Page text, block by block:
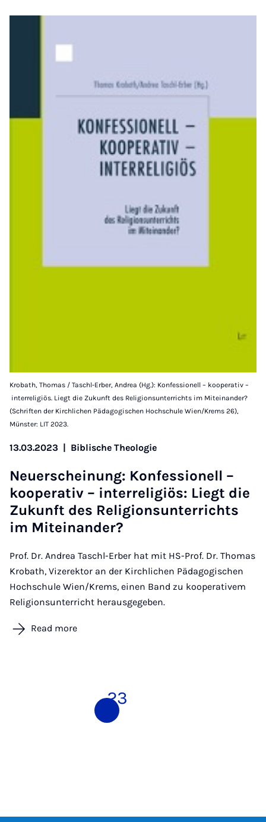
Krobath, Thomas / Taschl-Erber, Andrea (Hg.): Konfessionell – kooperativ –
interreligiös. Liegt die Zukunft des Religionsunterrichts im Miteinander?
(Schriften der Kirchlichen Pädagogischen Hochschule Wien/Krems 26),
Münster: LIT 2023.
13.03.2023 Biblische Theologie
Neuer­schein­ung: Kon­fes­sion­ell –
ko­op­er­at­iv – in­ter­re­li­giös: Liegt die
Zukun­ft des Re­li­gion­sun­ter­richts
im Mitein­ander?
Prof. Dr. Andrea Taschl-Erber hat mit HS-Prof. Dr. Thomas
Krobath, Vizerektor an der Kirchlichen Pädagogischen
Hochschule Wien/Krems, einen Band zu kooperativem
Religionsunterricht herausgegeben.
Read more
1 23